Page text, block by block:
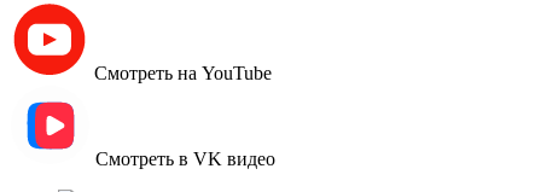
Смотреть на YouTube
Смотреть в VK видео